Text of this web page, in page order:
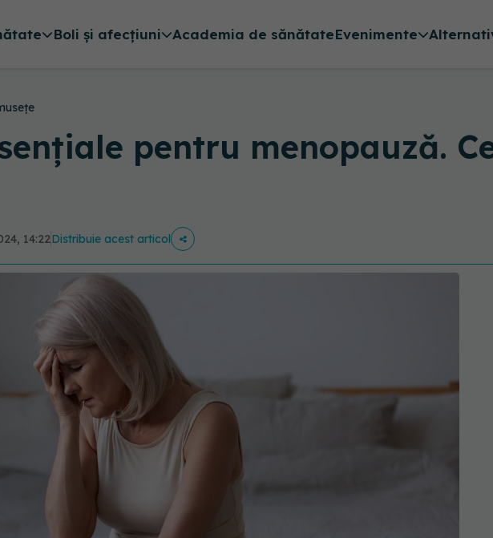
Boli și afecțiuni Academia de sănătateEvenimente
pentru menopauză.
14:22Distribuie acest articol